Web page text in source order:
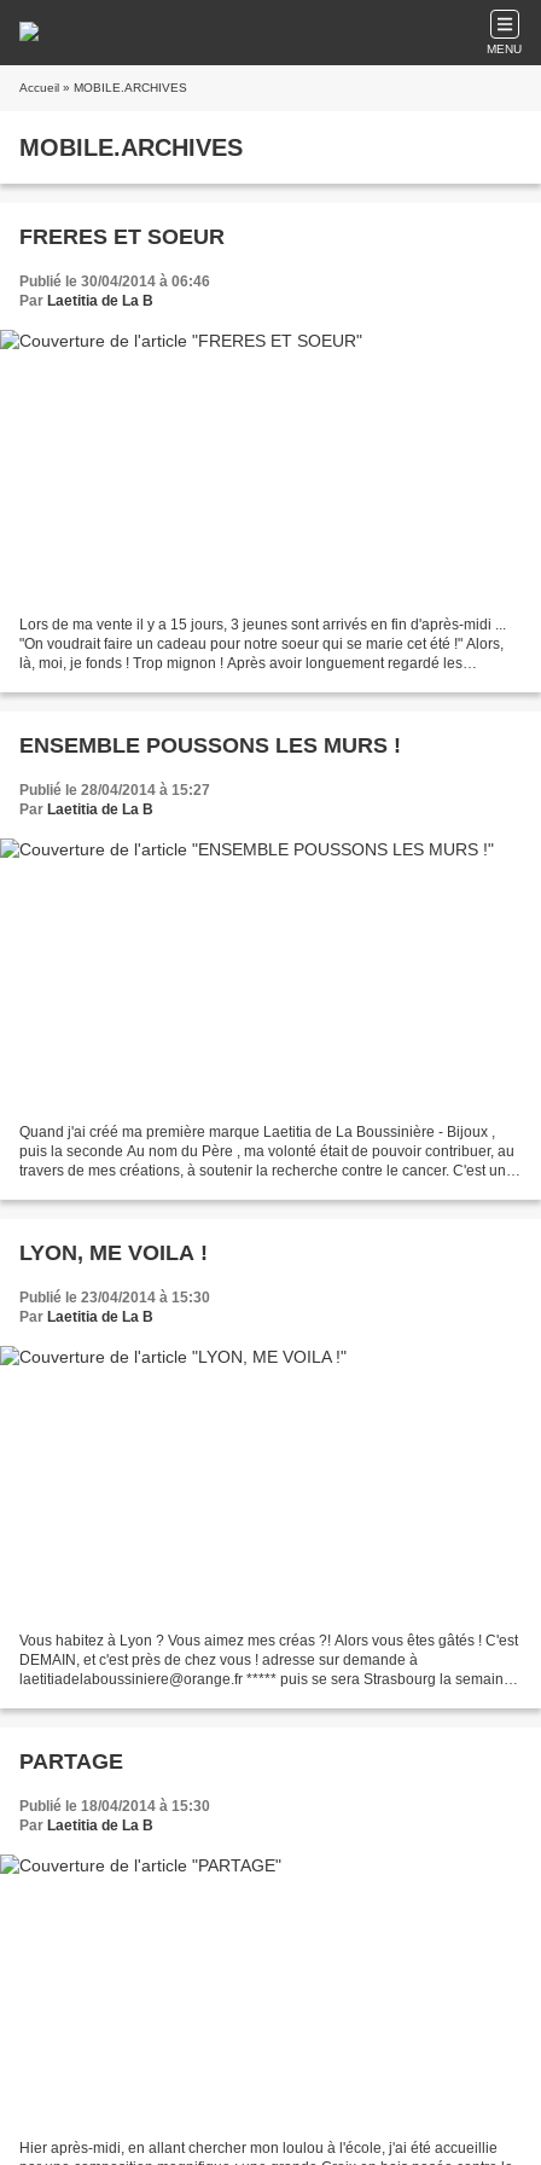
MENU
Accueil » MOBILE.ARCHIVES
MOBILE.ARCHIVES
FRERES ET SOEUR
Publié le 30/04/2014 à 06:46
Par Laetitia de La B
Lors de ma vente il y a 15 jours, 3 jeunes sont arrivés en fin d'après-midi ...
"On voudrait faire un cadeau pour notre soeur qui se marie cet été !" Alors,
là, moi, je fonds ! Trop mignon ! Après avoir longuement regardé les
ENSEMBLE POUSSONS LES MURS !
Publié le 28/04/2014 à 15:27
Par Laetitia de La B
Quand j'ai créé ma première marque Laetitia de La Boussinière - Bijoux ,
puis la seconde Au nom du Père , ma volonté était de pouvoir contribuer, au
travers de mes créations, à soutenir la recherche contre le cancer. C'est une
LYON, ME VOILA !
Publié le 23/04/2014 à 15:30
Par Laetitia de La B
Vous habitez à Lyon ? Vous aimez mes créas ?! Alors vous êtes gâtés ! C'est
DEMAIN, et c'est près de chez vous ! adresse sur demande à
laetitiadelaboussiniere@orange.fr ***** puis se sera Strasbourg la semaine
PARTAGE
Publié le 18/04/2014 à 15:30
Par Laetitia de La B
Hier après-midi, en allant chercher mon loulou à l'école, j'ai été accueillie